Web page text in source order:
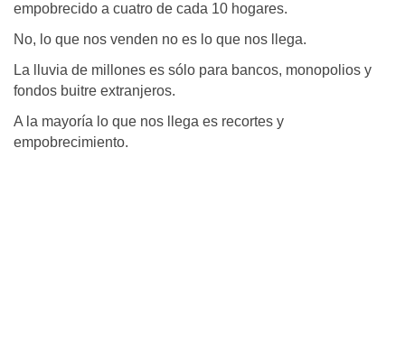
empobrecido a cuatro de cada 10 hogares.
No, lo que nos venden no es lo que nos llega.
La lluvia de millones es sólo para bancos, monopolios y
fondos buitre extranjeros.
A la mayoría lo que nos llega es recortes y
empobrecimiento.